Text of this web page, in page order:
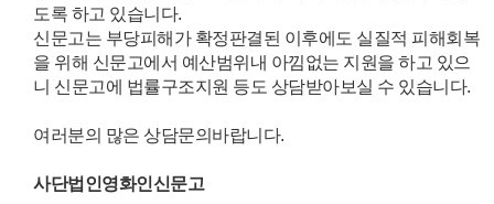
도록 하고 있습니다.
신문고는 부당피해가 확정판결된 이후에도 실질적 피해회복
을 위해 신문고에서 예산범위내 아낌없는 지원을 하고 있으
니 신문고에 법률구조지원 등도 상담받아보실 수 있습니다.
여러분의 많은 상담문의바랍니다.
사단법인영화인신문고